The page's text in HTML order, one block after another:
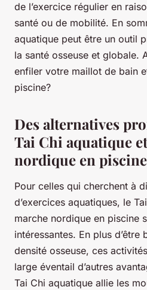
de l’exercice régulier en
santé ou de mobilité. En
aquatique peut être un outil
la santé osseuse et globale.
enfiler votre maillot de bain
piscine?
Des alternatives
Tai Chi aquatique
nordique en piscine
Pour celles qui cherchent à
d’exercices aquatiques, le
marche nordique en piscine
intéressantes. En plus d’être
densité osseuse, ces
large éventail d’autres
Tai Chi aquatique allie les